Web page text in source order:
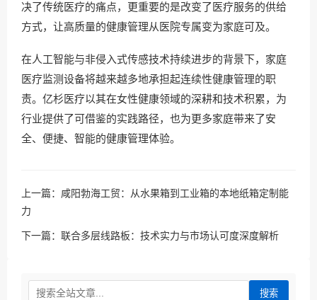
决了传统医疗的痛点，更重要的是改变了医疗服务的供给
方式，让高质量的健康管理从医院专属变为家庭可及。
在人工智能与非侵入式传感技术持续进步的背景下，家庭
医疗监测设备将越来越多地承担起连续性健康管理的职
责。亿杉医疗以其在女性健康领域的深耕和技术积累，为
行业提供了可借鉴的实践路径，也为更多家庭带来了安
全、便捷、智能的健康管理体验。
上一篇： 咸阳勃海工贸：从水果箱到工业箱的本地纸箱定制能
力
下一篇： 联合多层线路板：技术实力与市场认可度深度解析
搜索